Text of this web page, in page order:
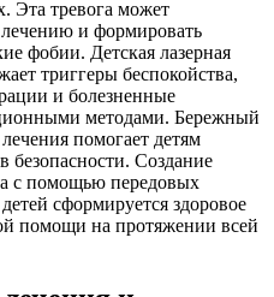
Эта тревога может
и формировать
фобии. Детская лазерная
триггеры беспокойства,
и болезненные
методами. Бережный
помогает детям
безопасности. Создание
с помощью передовых
сформируется здоровое
помощи на протяжении всей